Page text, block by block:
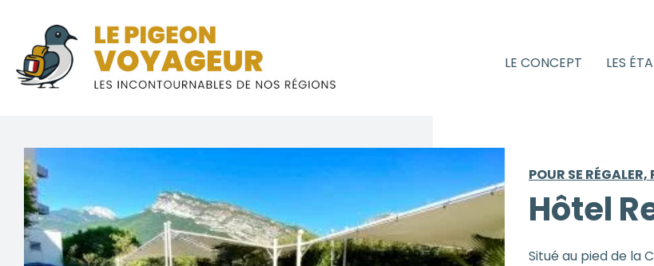
LE CONCEPT LES
POUR SE RÉGALER,
Hôtel
Situé au pied de la